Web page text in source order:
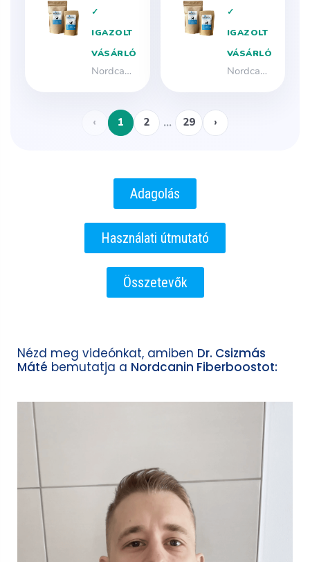
Adagolás
Használati útmutató
Összetevők
Nézd meg videónkat, amiben Dr. Csizmás
Máté bemutatja a Nordcanin Fiberboostot: